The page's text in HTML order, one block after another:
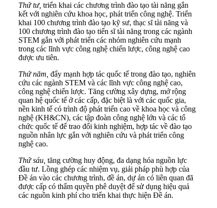
Thứ tư, triển khai các chương trình đào tạo tài năng gắn
kết với nghiên cứu khoa học, phát triển công nghệ. Triển
khai 100 chương trình đào tạo kỹ sư, thạc sĩ tài năng và
100 chương trình đào tạo tiến sĩ tài năng trong các ngành
STEM gắn với phát triển các nhóm nghiên cứu mạnh
trong các lĩnh vực công nghệ chiến lược, công nghệ cao
được ưu tiên.
Thứ năm, đẩy mạnh hợp tác quốc tế trong đào tạo, nghiên
cứu các ngành STEM và các lĩnh vực công nghệ cao,
công nghệ chiến lược. Tăng cường xây dựng, mở rộng
quan hệ quốc tế ở các cấp, đặc biệt là với các quốc gia,
nền kinh tế có trình độ phát triển cao về khoa học và công
nghệ (KH&CN), các tập đoàn công nghệ lớn và các tổ
chức quốc tế để trao đổi kinh nghiệm, hợp tác về đào tạo
nguồn nhân lực gắn với nghiên cứu và phát triển công
nghệ cao.
Thứ sáu, tăng cường huy động, đa dạng hóa nguồn lực
đầu tư. Lồng ghép các nhiệm vụ, giải pháp phù hợp của
Đề án vào các chương trình, đề án, dự án có liên quan đã
được cấp có thẩm quyền phê duyệt để sử dụng hiệu quả
các nguồn kinh phí cho triển khai thực hiện Đề án.